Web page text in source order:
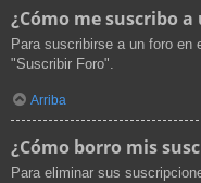
¿Cómo me suscribo
Para suscribirse a un foro en
"Suscribir Foro".
Arriba
¿Cómo borro mis
Para eliminar sus